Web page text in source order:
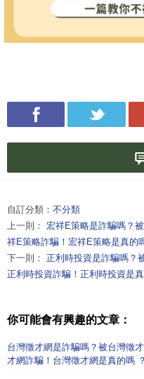
自訂分類： 不分類
上一則： 宏祥E策略是詐騙嗎？
祥E策略詐騙！宏祥E策略是真的
下一則： 正利時投資是詐騙嗎？
正利時投資詐騙！正利時投資是
你可能會有興趣的文章：
台灣徵才網是詐騙嗎？被台灣徵
才網詐騙！台灣徵才網是真的嗎